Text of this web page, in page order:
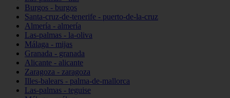
Burgos - burgos
Santa-cruz-de-tenerife - puerto-de-la-cruz
Almería - almería
Las-palmas - la-oliva
Málaga - mijas
Granada - granada
Alicante - alicante
Zaragoza - zaragoza
Illes-balears - palma-de-mallorca
Las-palmas - teguise